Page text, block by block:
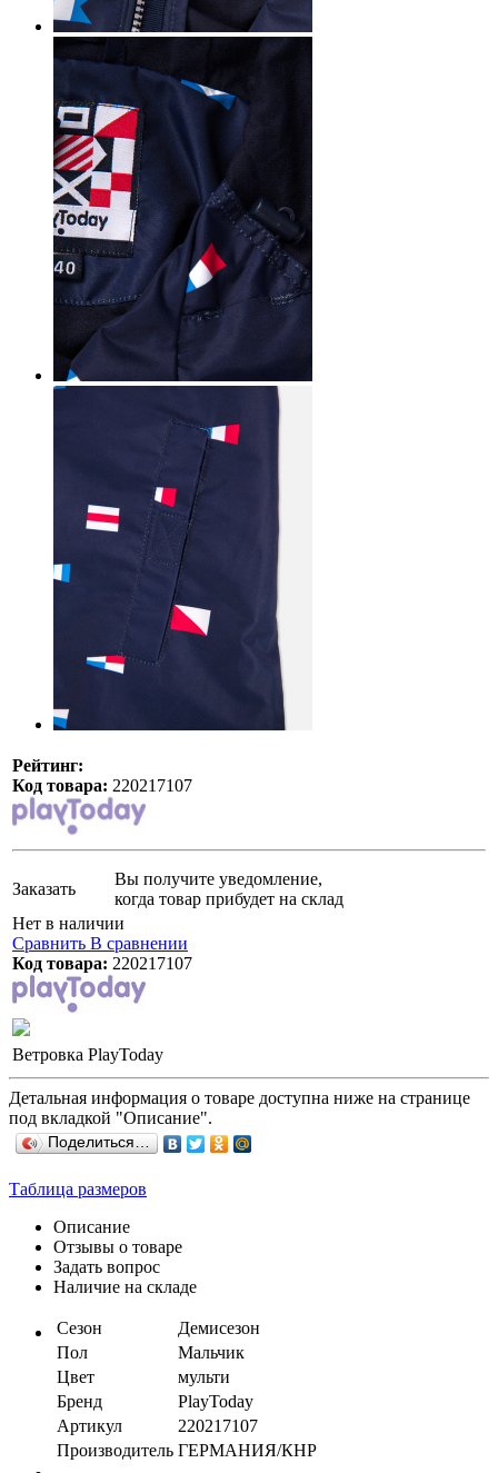
Рейтинг:
Код товара: 220217107
Заказать
Вы получите уведомление,
когда товар прибудет на склад
Нет в наличии
Сравнить В сравнении
Код товара: 220217107
Ветровка PlayToday
Детальная информация о товаре доступна ниже на странице
под вкладкой "Описание".
Поделиться…
Таблица размеров
Описание
Отзывы о товаре
Задать вопрос
Наличие на складе
Сезон
Демисезон
Пол
Мальчик
Цвет
мульти
Бренд
PlayToday
Артикул
220217107
Производитель ГЕРМАНИЯ/КНР